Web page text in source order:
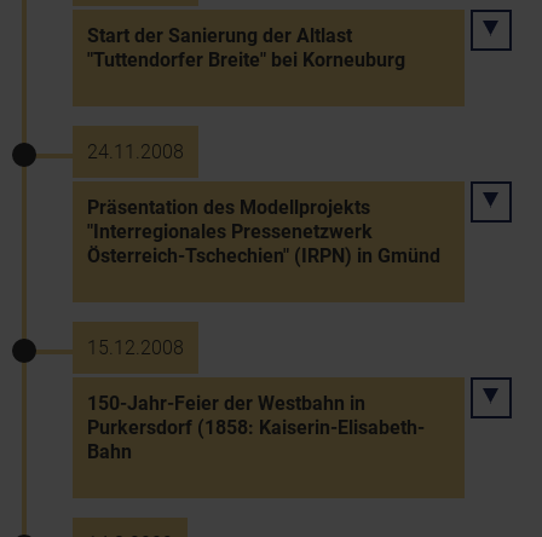
Start der Sanierung der Altlast
"Tuttendorfer Breite" bei Korneuburg
24.11.2008
Präsentation des Modellprojekts
"Interregionales Pressenetzwerk
Österreich-Tschechien" (IRPN) in Gmünd
15.12.2008
150-Jahr-Feier der Westbahn in
Purkersdorf (1858: Kaiserin-Elisabeth-
Bahn